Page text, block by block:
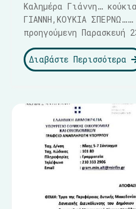
Καλημέρα Γιάννη…
ΓΙΑΝΝΗ,ΚΟΥΚΙΑ
προηγούμενη Παρασκευή
Διαβάστε Περισσότερα